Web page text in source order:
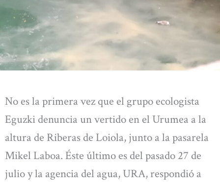
No es la primera vez que el grupo ecologista
Eguzki denuncia un vertido en el Urumea a la
altura de Riberas de Loiola, junto a la pasarela
Mikel Laboa. Éste último es del pasado 27 de
julio y la agencia del agua, URA, respondió a